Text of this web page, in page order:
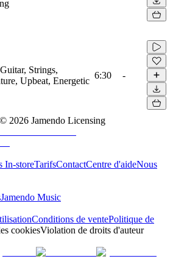
Strings,
Upbeat, Energetic
6:30 -
© 2026 Jamendo Licensing
In-storeTarifsContactCentre d'aideNous
Jamendo Music
Conditions de ventePolitique de
cookiesViolation de droits d'auteur